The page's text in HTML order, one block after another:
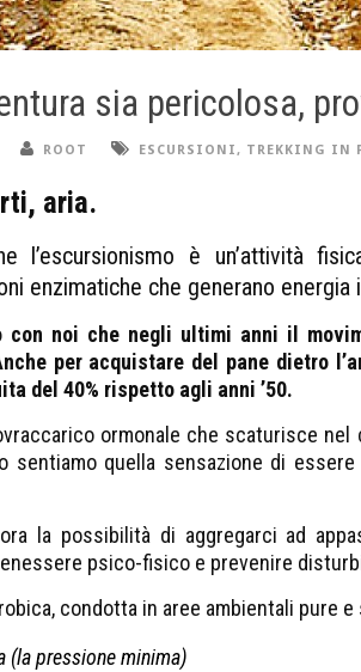
sia pericolosa,
ROOT ESCURSIONI, TREKKING IN
aria.
l’escursionismo è un’attività
enzimatiche che generano energia
con noi che negli ultimi anni il
per acquistare del pane dietro
del 40% rispetto agli anni ’50.
ormonale che scaturisce
sentiamo quella sensazione di
la possibilità di aggregarci ad
psico-fisico e prevenire
condotta in aree ambientali pure e
(la pressione minima)